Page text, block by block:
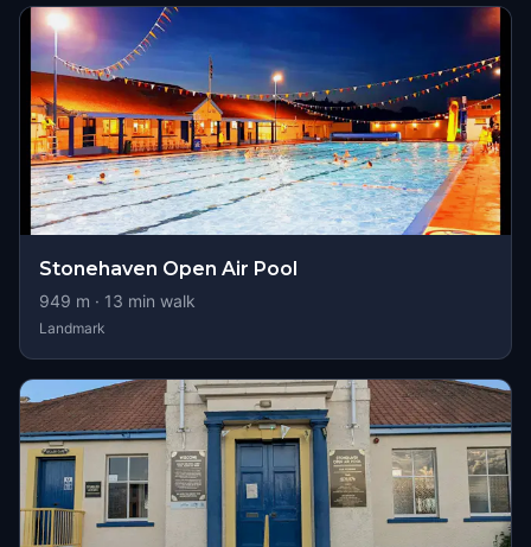
Stonehaven Open Air Pool
949 m · 13 min walk
Landmark